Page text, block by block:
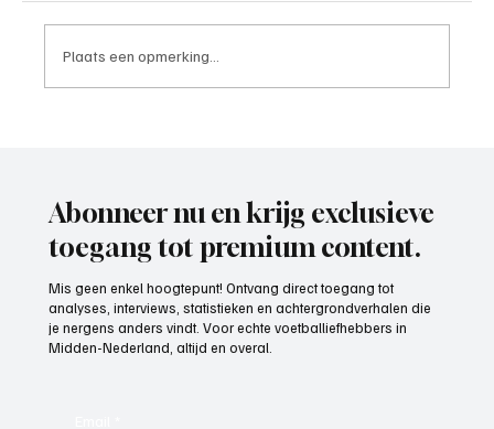
Plaats een opmerking...
Abonneer nu en krijg exclusieve
toegang tot premium content.
Mis geen enkel hoogtepunt! Ontvang direct toegang tot
analyses, interviews, statistieken en achtergrondverhalen die
je nergens anders vindt. Voor echte voetballiefhebbers in
Midden-Nederland, altijd en overal.